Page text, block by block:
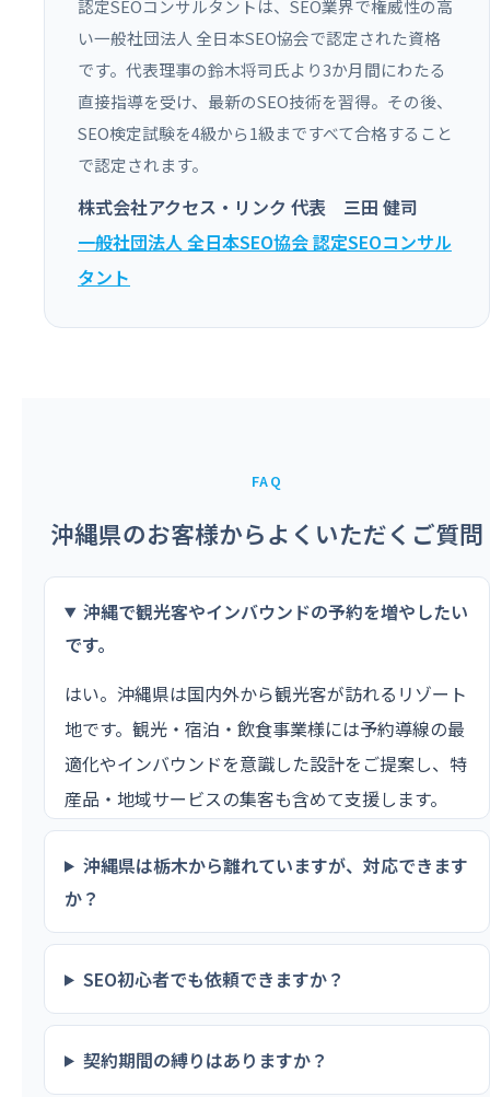
認定SEOコンサルタントは、SEO業界で権威性の高
い一般社団法人 全日本SEO協会で認定された資格
です。代表理事の鈴木将司氏より3か月間にわたる
直接指導を受け、最新のSEO技術を習得。その後、
SEO検定試験を4級から1級まですべて合格すること
で認定されます。
株式会社アクセス・リンク 代表 三田 健司
一般社団法人 全日本SEO協会 認定SEOコンサル
タント
FAQ
沖縄県のお客様からよくいただくご質問
沖縄で観光客やインバウンドの予約を増やしたい
です。
はい。沖縄県は国内外から観光客が訪れるリゾート
地です。観光・宿泊・飲食事業様には予約導線の最
適化やインバウンドを意識した設計をご提案し、特
産品・地域サービスの集客も含めて支援します。
沖縄県は栃木から離れていますが、対応できます
か？
SEO初心者でも依頼できますか？
契約期間の縛りはありますか？